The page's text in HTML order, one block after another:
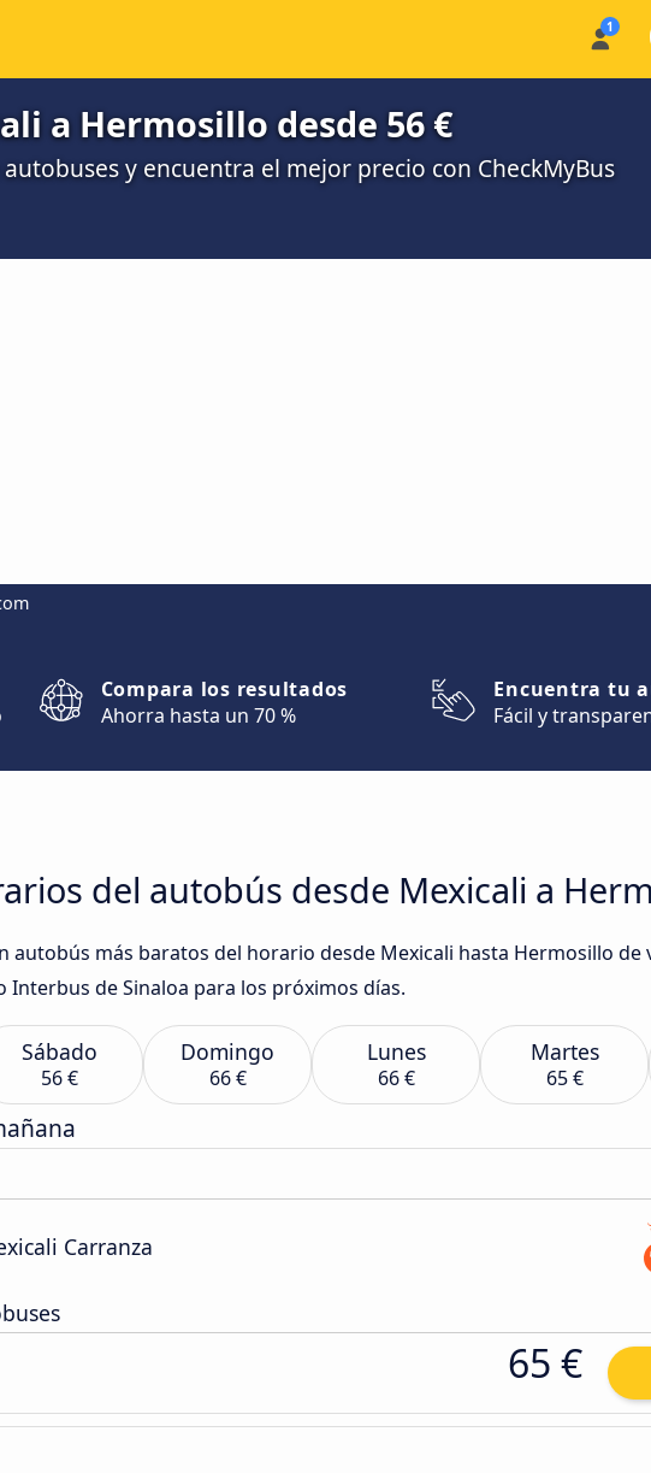
a Hermosillo desde 56 €
y encuentra el mejor precio con CheckMyBus
Compara los resultados
Ahorra hasta un 70 %
Encuentra tu
Fácil y
del autobús desde Mexicali a
autobús más baratos del horario desde Mexicali hasta Hermosillo de
Interbus de Sinaloa para los próximos días.
Sábado
56 €
Domingo
66 €
Lunes
66 €
Martes
65 €
Carranza
65 €